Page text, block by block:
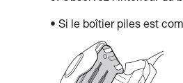
• Si le boîtier piles est